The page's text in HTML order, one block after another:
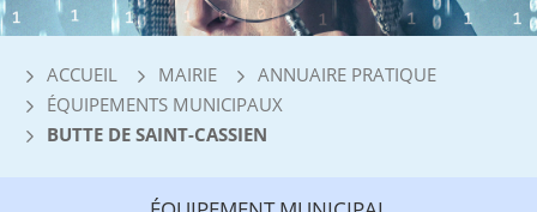
ACCUEIL MAIRIE
ANNUAIRE PRATIQUE
ÉQUIPEMENTS MUNICIPAUX
BUTTE DE SAINT-CASSIEN